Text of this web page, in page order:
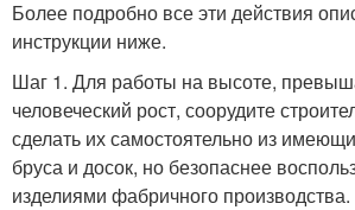
Более подробно все эти действия
инструкции ниже.
Шаг 1. Для работы на высоте,
человеческий рост, соорудите
сделать их самостоятельно из
бруса и досок, но безопаснее
изделиями фабричного производства.